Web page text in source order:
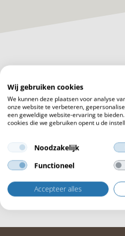
WIJ GEVEN U PERSOONLIJK
ADVIES
RUIME
Wij gebruiken cookies
We kunnen deze plaatsen voor analyse
onze website te verbeteren,
een geweldige website-ervaring te
cookies die we gebruiken opent u de
Noodzakelijk
Functioneel
Accepteer alles